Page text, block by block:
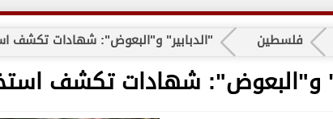
فلسطين "الدبابير" و"البعوض": شهادات تكشف
و"البعوض": شهادات تكشف